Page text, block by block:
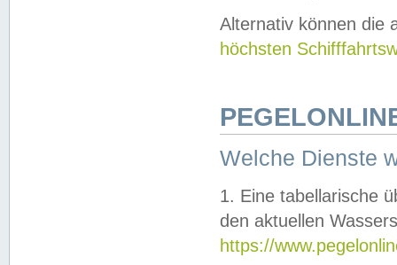
Alternativ können die
höchsten
Welche Dienste
1. Eine tabellarische
den aktuellen
https://